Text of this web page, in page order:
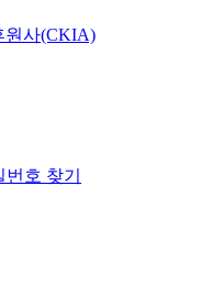
원사(CKIA)
호 찾기